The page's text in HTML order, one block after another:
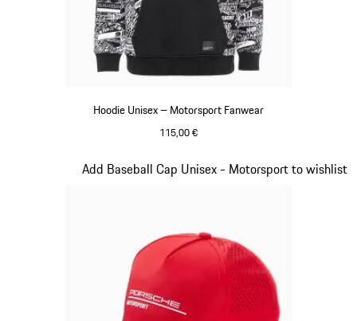
Hoodie Unisex – Motorsport Fanwear
115,00 €
Add Baseball Cap Unisex - Motorsport to wishlist
Slide 2 von 20